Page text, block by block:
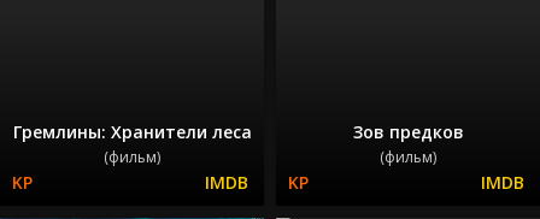
Гремлины: Хранители леса
(фильм)
Зов предков
(фильм)